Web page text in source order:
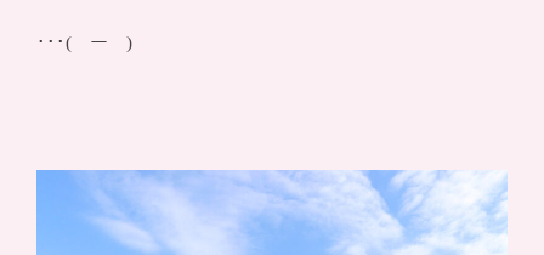
･･･(￣ー￣)